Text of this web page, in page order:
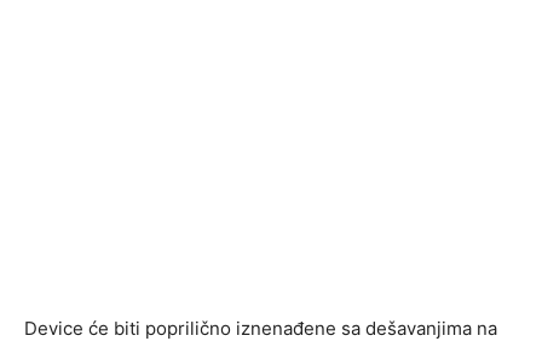
Device će biti poprilično iznenađene sa dešavanjima na